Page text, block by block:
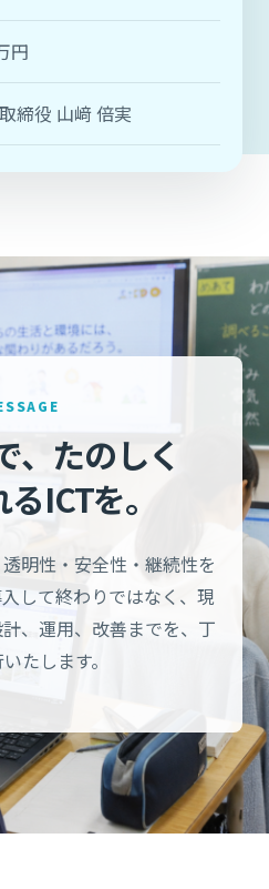
円
締役 山﨑 倍実
、たのしく
ICTを。
明性・安全性・継続性を
して終わりではなく、現
、運用、改善までを、丁
たします。